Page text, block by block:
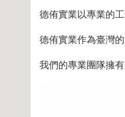
德侑實業以專業的
德侑實業作為臺灣
我們的專業團隊擁